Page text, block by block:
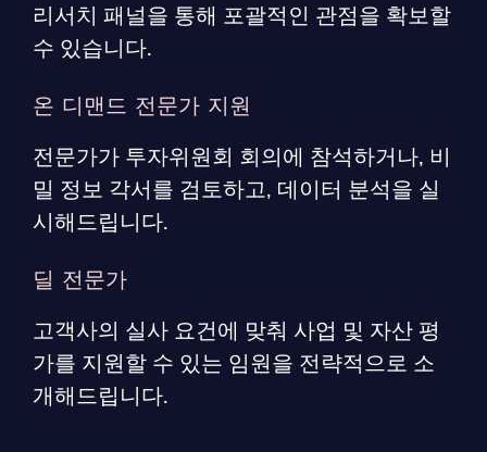
리서치 패널을 통해 포괄적인 관점을 확보할
수 있습니다.
온 디맨드 전문가 지원
전문가가 투자위원회 회의에 참석하거나, 비
밀 정보 각서를 검토하고, 데이터 분석을 실
시해드립니다.
딜 전문가
고객사의 실사 요건에 맞춰 사업 및 자산 평
가를 지원할 수 있는 임원을 전략적으로 소
개해드립니다.